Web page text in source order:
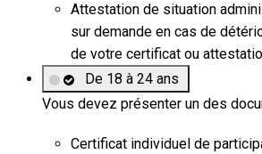
Attestation de situation
sur demande en cas de
de votre certificat ou
De 18 à 24 ans
Vous devez présenter un des
Certificat individuel de